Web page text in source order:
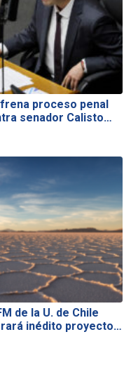
proceso penal
senador Calisto…
de la U. de Chile
inédito proyecto…